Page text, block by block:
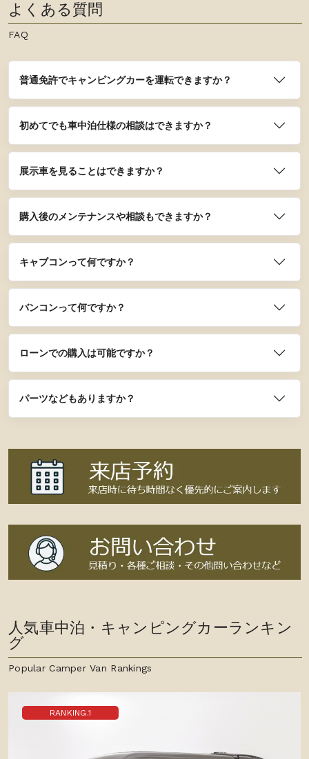
よくある質問
FAQ
普通免許でキャンピングカーを運転できますか？
初めてでも車中泊仕様の相談はできますか？
展示車を見ることはできますか？
購入後のメンテナンスや相談もできますか？
キャブコンって何ですか？
バンコンって何ですか？
ローンでの購入は可能ですか？
パーツなどもありますか？
人気車中泊・キャンピングカーランキン
グ
Popular Camper Van Rankings
RANKING.1